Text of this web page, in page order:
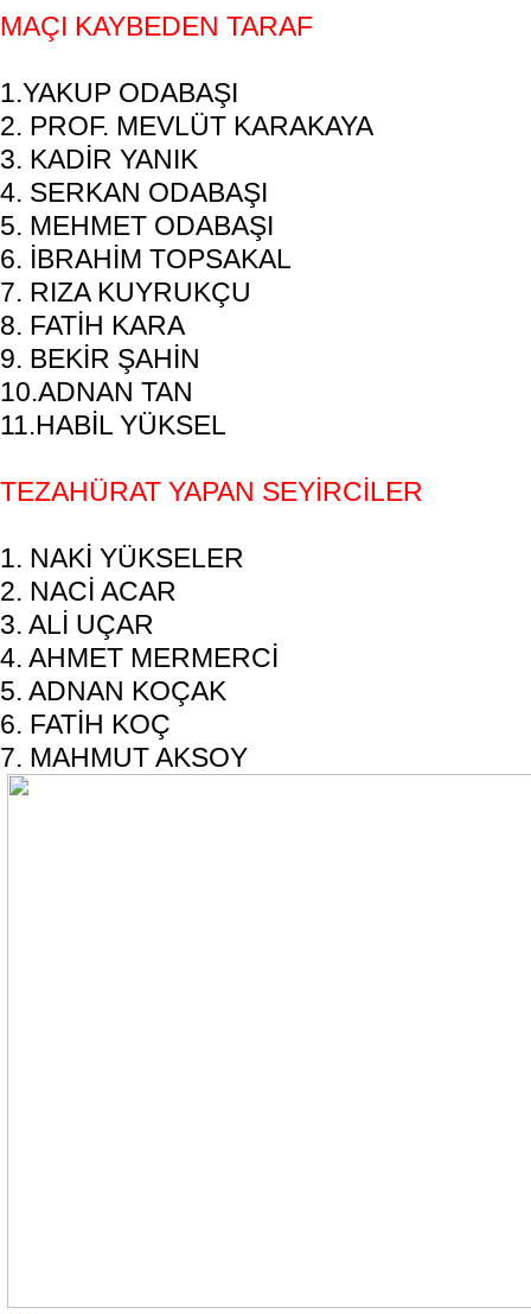
MAÇI KAYBEDEN TARAF
1.YAKUP ODABAŞI
2. PROF. MEVLÜT KARAKAYA
3. KADİR YANIK
4. SERKAN ODABAŞI
5. MEHMET ODABAŞI
6. İBRAHİM TOPSAKAL
7. RIZA KUYRUKÇU
8. FATİH KARA
9. BEKİR ŞAHİN
10.ADNAN TAN
11.HABİL YÜKSEL
TEZAHÜRAT YAPAN SEYİRCİLER
1. NAKİ YÜKSELER
2. NACİ ACAR
3. ALİ UÇAR
4. AHMET MERMERCİ
5. ADNAN KOÇAK
6. FATİH KOÇ
7. MAHMUT AKSOY